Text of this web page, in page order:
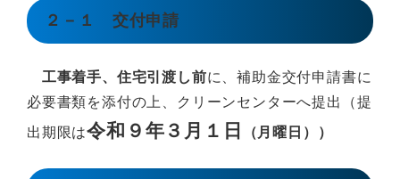
２－１ 交付申請
工事着手、住宅引渡し前に、補助金交付申請書に
必要書類を添付の上、クリーンセンターへ提出（提
出期限は令和９年３月１日 （月曜日））